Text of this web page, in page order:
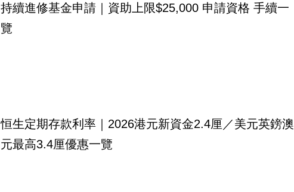
持續進修基金申請｜資助上限$25,000 申請資格 手續一
覽
恒生定期存款利率｜2026港元新資金2.4厘／美元英鎊澳
元最高3.4厘優惠一覽